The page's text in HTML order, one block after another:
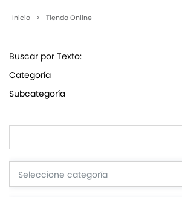
Inicio > Tienda Online
Buscar por Texto:
Categoría
Subcategoría